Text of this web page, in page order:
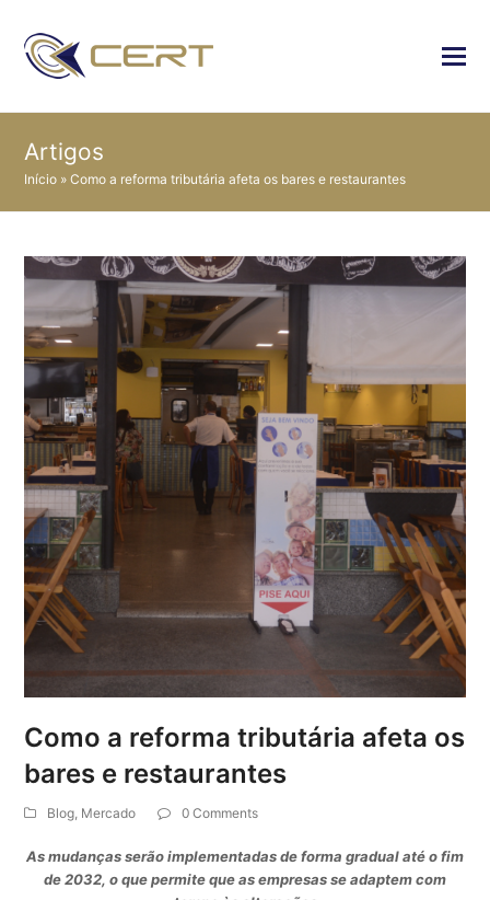
Artigos
Início »Como a reforma tributária afeta os bares e restaurantes
Como a reforma tributária afeta os
bares e restaurantes
Blog, Mercado 0 Comments
As mudanças serão implementadas de forma gradual até o fim
de 2032, o que permite que as empresas se adaptem com